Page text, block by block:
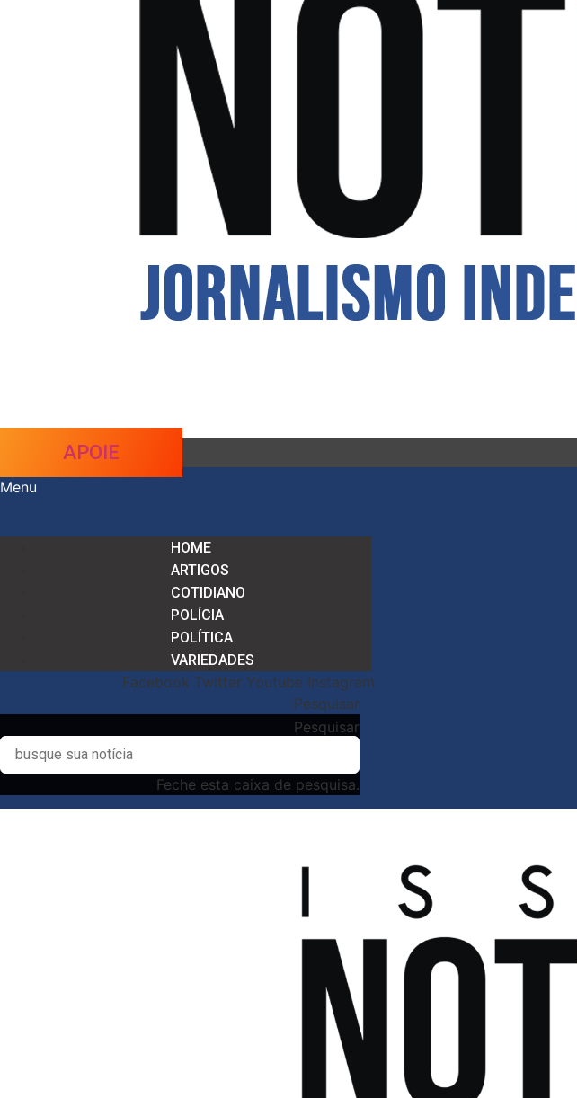
APOIE
Menu
HOME
ARTIGOS
COTIDIANO
POLÍCIA
POLÍTICA
VARIEDADES
Facebook Twitter Youtube Instagram
Pesquisar
Pesquisar
Feche esta caixa de pesquisa.